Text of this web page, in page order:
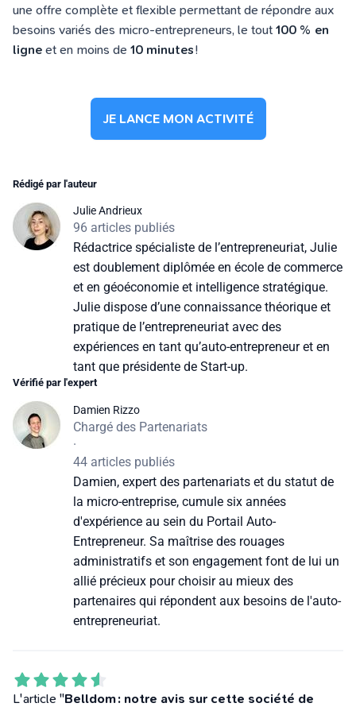
une offre complète et flexible permettant de répondre aux
besoins variés des micro-entrepreneurs, le tout 100 % en
ligne et en moins de 10 minutes!
JE LANCE MON ACTIVITÉ
Rédigé par l'auteur
Julie Andrieux
96 articles publiés
Rédactrice spécialiste de l’entrepreneuriat, Julie
est doublement diplômée en école de commerce
et en géoéconomie et intelligence stratégique.
Julie dispose d’une connaissance théorique et
pratique de l’entrepreneuriat avec des
expériences en tant qu’auto-entrepreneur et en
tant que présidente de Start-up.
Vérifié par l'expert
Damien Rizzo
Chargé des Partenariats
·
44 articles publiés
Damien, expert des partenariats et du statut de
la micro-entreprise, cumule six années
d'expérience au sein du Portail Auto-
Entrepreneur. Sa maîtrise des rouages
administratifs et son engagement font de lui un
allié précieux pour choisir au mieux des
partenaires qui répondent aux besoins de l'auto-
entrepreneuriat.
L'article "Belldom : notre avis sur cette société de